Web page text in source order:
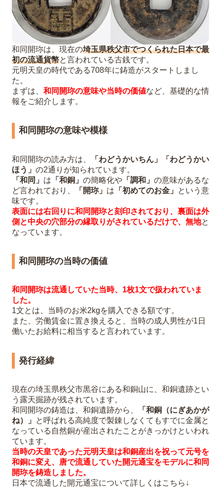
和同開珎は、現在の埼玉県秩父市でつくられた日本で最
初の流通貨幣と言われている古銭です。
元明天皇の時代である708年に鋳造がスタートしまし
た。
まずは、 和同開珎の意味や当時の価値など、基礎的な情
報をご紹介します。
和同開珎の意味や模様
和同開珎の読み方は、 「わどうかいちん」
「わどうかい
ほう」 の2通りが知られています。
「和同」 は 「和銅」 の簡略化や 「調和」 の意味があるな
ど言われており、
「開珎」 は 「初めてのお金」 という意
味です。
表面には右回りに和同開珎と刻印されており、裏面は外
側と中央の穴部分の縁取りがされているだけで、無地と
なっています。
和同開珎の当時の価値
和同開珎は流通していた当時、1枚1文で扱われていま
した。
1文とは、当時のお米2kgを購入できる額です。
また、労働賃金に置き換えると、当時の成人男性が1日
働いたお給料に相当すると言われています。
発行経緯
現在の埼玉県秩父市黒谷にある和銅山に、和銅遺跡とい
う露天掘跡が残されています。
和同開珎の鋳造は、和銅遺跡から、
「和銅（にぎあかが
ね）」 と呼ばれる高純度で製錬しなくてもすでに金属と
なっている自然銅が産出されたことがきっかけといわれ
ています。
当時の天皇であった元明天皇は和銅産出を祝って元号を
和銅に変え、唐で流通していた開元通宝をモデルに和同
開珎を鋳造しました。
日本で流通した開元通宝について詳しくはこちら↓